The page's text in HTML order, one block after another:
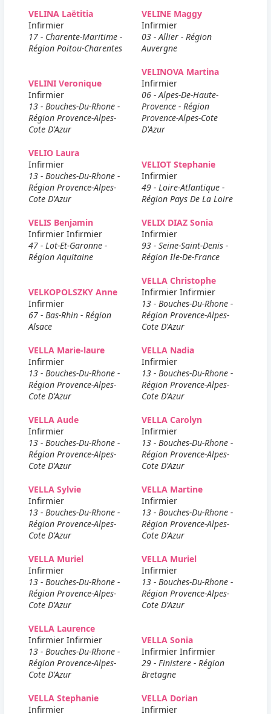
VELINA Laëtitia
Infirmier
17 - Charente-Maritime -
Région Poitou-Charentes
VELINE Maggy
Infirmier
03 - Allier - Région
Auvergne
VELINI Veronique
Infirmier
13 - Bouches-Du-Rhone -
Région Provence-Alpes-
Cote D'Azur
VELINOVA Martina
Infirmier
06 - Alpes-De-Haute-
Provence - Région
Provence-Alpes-Cote
D'Azur
VELIO Laura
Infirmier
13 - Bouches-Du-Rhone -
Région Provence-Alpes-
Cote D'Azur
VELIOT Stephanie
Infirmier
49 - Loire-Atlantique -
Région Pays De La Loire
VELIS Benjamin
Infirmier Infirmier
47 - Lot-Et-Garonne -
Région Aquitaine
VELIX DIAZ Sonia
Infirmier
93 - Seine-Saint-Denis -
Région Ile-De-France
VELKOPOLSZKY Anne
Infirmier
67 - Bas-Rhin - Région
Alsace
VELLA Christophe
Infirmier Infirmier
13 - Bouches-Du-Rhone -
Région Provence-Alpes-
Cote D'Azur
VELLA Marie-laure
Infirmier
13 - Bouches-Du-Rhone -
Région Provence-Alpes-
Cote D'Azur
VELLA Nadia
Infirmier
13 - Bouches-Du-Rhone -
Région Provence-Alpes-
Cote D'Azur
VELLA Aude
Infirmier
13 - Bouches-Du-Rhone -
Région Provence-Alpes-
Cote D'Azur
VELLA Carolyn
Infirmier
13 - Bouches-Du-Rhone -
Région Provence-Alpes-
Cote D'Azur
VELLA Sylvie
Infirmier
13 - Bouches-Du-Rhone -
Région Provence-Alpes-
Cote D'Azur
VELLA Martine
Infirmier
13 - Bouches-Du-Rhone -
Région Provence-Alpes-
Cote D'Azur
VELLA Muriel
Infirmier
13 - Bouches-Du-Rhone -
Région Provence-Alpes-
Cote D'Azur
VELLA Muriel
Infirmier
13 - Bouches-Du-Rhone -
Région Provence-Alpes-
Cote D'Azur
VELLA Laurence
Infirmier Infirmier
13 - Bouches-Du-Rhone -
Région Provence-Alpes-
Cote D'Azur
VELLA Sonia
Infirmier Infirmier
29 - Finistere - Région
Bretagne
VELLA Stephanie
Infirmier
VELLA Dorian
Infirmier